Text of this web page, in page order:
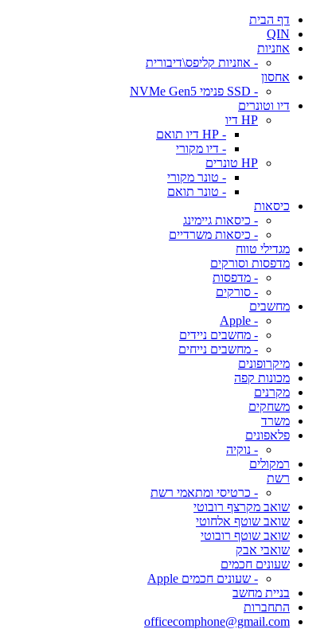
דף הבית
QIN
אוזניות
- אוזניות קליפס\דיבורית
אחסון
- SSD פנימי NVMe Gen5
דיו וטונרים
HP דיו
- HP דיו תואם
- דיו מקורי
HP טונרים
- טונר מקורי
- טונר תואם
כיסאות
- כיסאות גיימינג
- כיסאות משרדיים
מגדילי טווח
מדפסות וסורקים
- מדפסות
- סורקים
מחשבים
- Apple
- מחשבים ניידים
- מחשבים נייחים
מיקרופונים
מכונות קפה
מקרנים
משחקים
משרד
פלאפונים
- נוקיה
רמקולים
רשת
- כרטיסי ומתאמי רשת
שואב מקרצף רובוטי
שואב שוטף אלחוטי
שואב שוטף רובוטי
שואבי אבק
שעונים חכמים
- שעונים חכמים Apple
בניית מחשב
התחברות
officecomphone@gmail.com